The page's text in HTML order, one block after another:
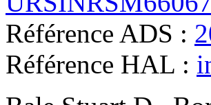
Référence ADS :
Référence HAL :